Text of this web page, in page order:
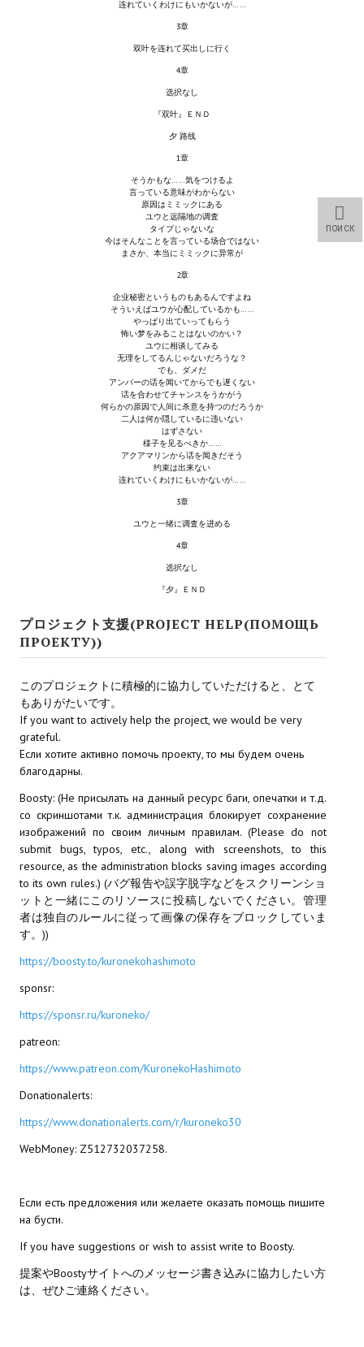
Aliens versus Predator 1 Remaster Fan Edition
Корсары 3 Сундук мертвеца Remaster Fan Edition
Sea Dogs Remaster Fan Edition
Новости Архив
Divinity Original Sin Enhanced Edition
Dragon Age: Origins
GTA 5
Kingdoms of Amalur: Reckoning
Mass Effect Andromeda
Neverwinter Nights 1
Sacred Ice & Blood
Sims 4
Star Wars Jedi Knight: Dark Force II
Star Wars Knights of the Old Republic 1
Star Wars Knights of the Old Republic 2
Ведьмак 1
Ведьмак 2
Ведьмак 3
EURO comics
Manga List
WALKTHROUGH VN
连れていくわけにもいかないが……
3章
双叶を连れて买出しに行く
4章
选択なし
『双叶』ＥＮＤ
夕 路线
1章
そうかもな……気をつけるよ
言っている意味がわからない
原因はミミックにある
ユウと远隔地の调査
タイプじゃないな
今はそんなことを言っている场合ではない
まさか、本当にミミックに异常が
2章
企业秘密というものもあるんですよね
そういえばユウが心配しているかも……
やっぱり出ていってもらう
怖い梦をみることはないのかい？
ユウに相谈してみる
无理をしてるんじゃないだろうな？
でも、ダメだ
アンバーの话を闻いてからでも遅くない
话を合わせてチャンスをうかがう
何らかの原因で人间に杀意を持つのだろうか
二人は何か隠しているに违いない
はずさない
様子を见るべきか……
アクアマリンから话を闻きだそう
约束は出来ない
连れていくわけにもいかないが……
3章
ユウと一绪に调査を进める
4章
选択なし
『夕』ＥＮＤ
プロジェクト支援(PROJECT HELP(ПОМОЩЬ
ПРОЕКТУ))
このプロジェクトに積極的に協力していただけると、とて
もありがたいです。
If you want to actively help the project, we would be very
grateful.
Если хотите активно помочь проекту, то мы будем очень
благодарны.
Boosty: (Не присылать на данный ресурс баги, опечатки и т.д.
со скриншотами т.к. администрация блокирует сохранение
изображений по своим личным правилам. (Please do not
submit bugs, typos, etc., along with screenshots, to this
resource, as the administration blocks saving images according
to its own rules.) (バグ報告や誤字脱字などをスクリーンショ
ットと一緒にこのリソースに投稿しないでください。管理
者は独自のルールに従って画像の保存をブロックしていま
す。))
https://boosty.to/kuronekohashimoto
sponsr:
https://sponsr.ru/kuroneko/
patreon:
https://www.patreon.com/KuronekoHashimoto
Donationalerts:
https://www.donationalerts.com/r/kuroneko30
WebMoney: Z512732037258.
Если есть предложения или желаете оказать помощь пишите
на бусти.
If you have suggestions or wish to assist write to Boosty.
提案やBoostyサイトへのメッセージ書き込みに協力したい方
は、ぜひご連絡ください。
ПОИСК